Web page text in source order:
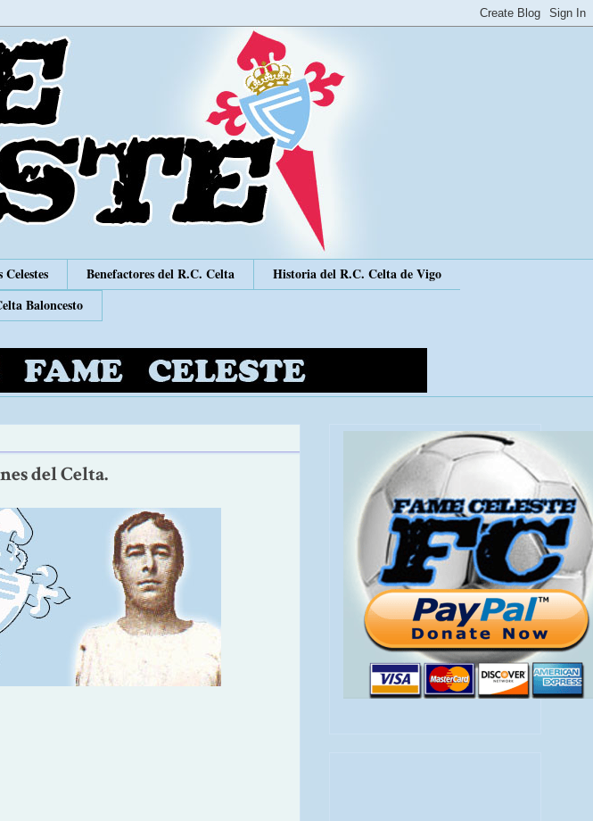
Celestes Benefactores del R.C. Celta
Historia del R.C. Celta de Vigo
Baloncesto
del Celta.